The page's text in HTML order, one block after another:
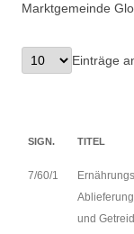
Marktgemeinde
Einträge
SIGN. TITEL
7/60/1
und